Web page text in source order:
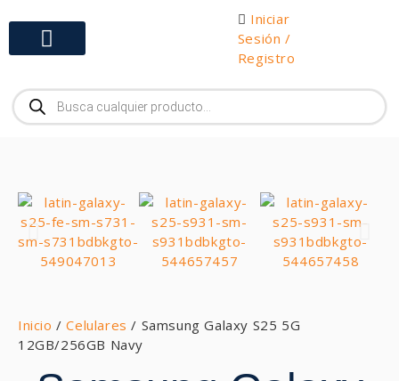
Iniciar
Sesión /
Registro
Inicio /Celulares / Samsung Galaxy S25 5G
12GB/256GB Navy